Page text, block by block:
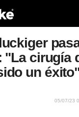
"La cirugía
un
05/07/23